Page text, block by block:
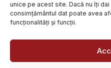
unice pe acest site. Dacă nu îți
consimțământul dat poate avea
funcționalități și funcții.
@ Librăria Arcana. Toate